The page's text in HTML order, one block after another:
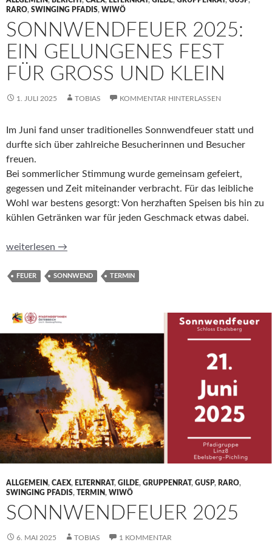
RARO, SWINGING PFADIS, WIWÖ
SONNWENDFEUER 2025:
EIN GELUNGENES FEST
FÜR GROSS UND KLEIN
1. JULI 2025 TOBIAS KOMMENTAR HINTERLASSEN
Im Juni fand unser traditionelles Sonnwendfeuer statt und
durfte sich über zahlreiche Besucherinnen und Besucher
freuen.
Bei sommerlicher Stimmung wurde gemeinsam gefeiert,
gegessen und Zeit miteinander verbracht. Für das leibliche
Wohl war bestens gesorgt: Von herzhaften Speisen bis hin zu
kühlen Getränken war für jeden Geschmack etwas dabei.
Sonnwendfeuer 2025: Ein gelungenes Fest für Groß und Klein
weiterlesen →
FEUER SONNWEND TERMIN
ALLGEMEIN, CAEX, ELTERNRAT, GILDE, GRUPPENRAT, GUSP, RARO,
SWINGING PFADIS, TERMIN, WIWÖ
SONNWENDFEUER 2025
6. MAI 2025 TOBIAS 1 KOMMENTAR